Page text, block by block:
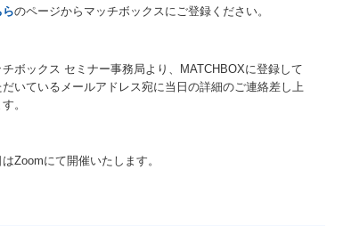
らのページからマッチボックスにご登録ください。
チボックス セミナー事務局より、MATCHBOXに登録して
だいているメールアドレス宛に当日の詳細のご連絡差し上
。
はZoomにて開催いたします。